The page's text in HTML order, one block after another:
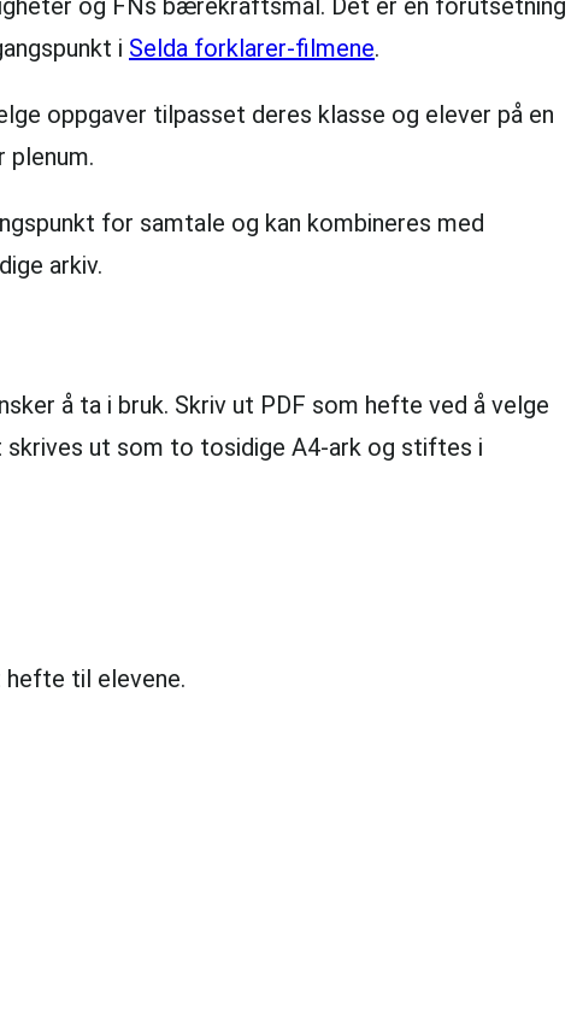
og FNs bærekraftsmål. Det er en forutsetning
i Selda forklarer-filmene.
oppgaver tilpasset deres klasse og elever på en
plenum.
for samtale og kan kombineres med
arkiv.
å ta i bruk. Skriv ut PDF som hefte ved å velge
ut som to tosidige A4-ark og stiftes i
til elevene.